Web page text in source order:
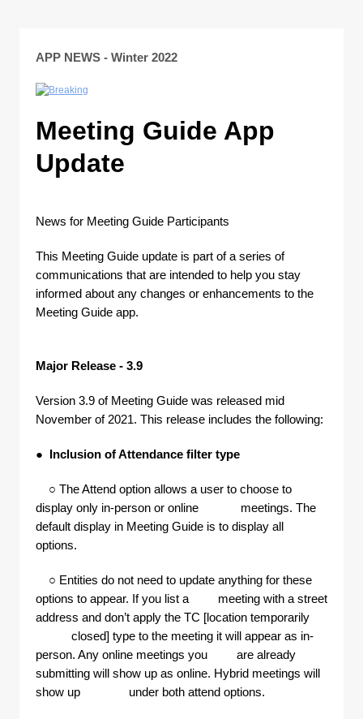
APP NEWS - Winter 2022
Meeting Guide App
Update
News for Meeting Guide Participants
This Meeting Guide update is part of a series of
communications that are intended to help you stay
informed about any changes or enhancements to the
Meeting Guide app.
Major Release - 3.9
Version 3.9 of Meeting Guide was released mid
November of 2021. This release includes the following:
● Inclusion of Attendance filter type
○ The Attend option allows a user to choose to
display only in-person or online meetings. The
default display in Meeting Guide is to display all
options.
○ Entities do not need to update anything for these
options to appear. If you list a meeting with a street
address and don’t apply the TC [location temporarily
closed] type to the meeting it will appear as in-
person. Any online meetings you are already
submitting will show up as online. Hybrid meetings will
show up under both attend options.